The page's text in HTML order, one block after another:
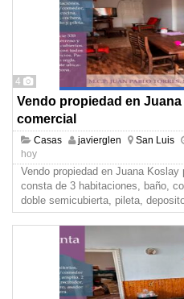
4
Vendo propiedad en
comercial
Casas javierglen San Luis
hoy
Vendo propiedad en Juana
consta de 3 habitaciones, baño,
doble semicubierta, pileta,